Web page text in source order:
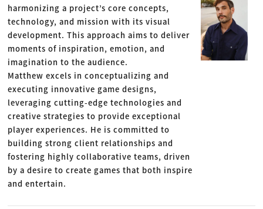
harmonizing a project’s core concepts,
technology, and mission with its visual
development. This approach aims to deliver
moments of inspiration, emotion, and
imagination to the audience.
Matthew excels in conceptualizing and
executing innovative game designs,
leveraging cutting-edge technologies and
creative strategies to provide exceptional
player experiences. He is committed to
building strong client relationships and
fostering highly collaborative teams, driven
by a desire to create games that both inspire
and entertain.